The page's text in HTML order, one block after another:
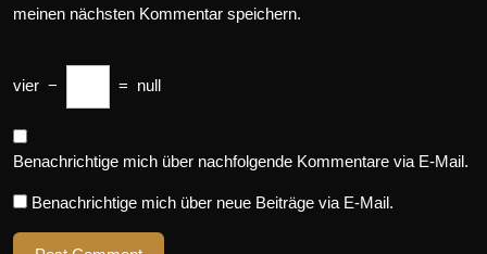
meinen nächsten Kommentar speichern.
vier − = null
Benachrichtige mich über nachfolgende Kommentare via E-Mail.
Benachrichtige mich über neue Beiträge via E-Mail.